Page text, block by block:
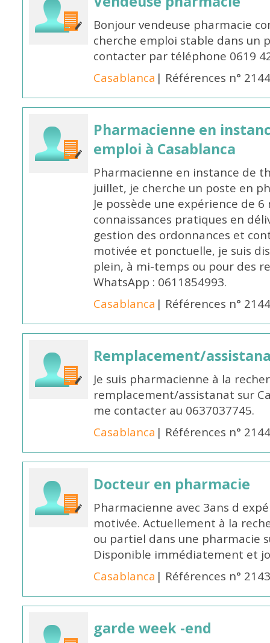
Bonjour vendeuse pharmacie
cherche emploi stable dans un
contacter par téléphone 0619
Casablanca | Références n°
Pharmacienne en
emploi à Casablanca
Pharmacienne en instance de
juillet, je cherche un poste en
Je possède une expérience de
connaissances pratiques en
gestion des ordonnances et
motivée et ponctuelle, je suis
plein, à mi-temps ou pour des
WhatsApp : 0611854993.
Casablanca | Références n°
Remplacement/
Je suis pharmacienne à la
remplacement/assistanat sur
me contacter au 0637037745.
Casablanca | Références n°
Docteur en pharmacie
Pharmacienne avec 3ans d
motivée. Actuellement à la
ou partiel dans une pharmacie
Disponible immédiatement et
Casablanca | Références n°
garde week -end